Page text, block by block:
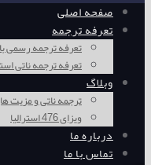
صفحه اصلی
تعرفه ترجمه
تعرفه ترجمه رسمی
تعرفه ترجمه ناتی
وبلاگ
ترجمه ناتی و مزیت
ویزای 476 استرالیا
درباره ما
تماس با ما